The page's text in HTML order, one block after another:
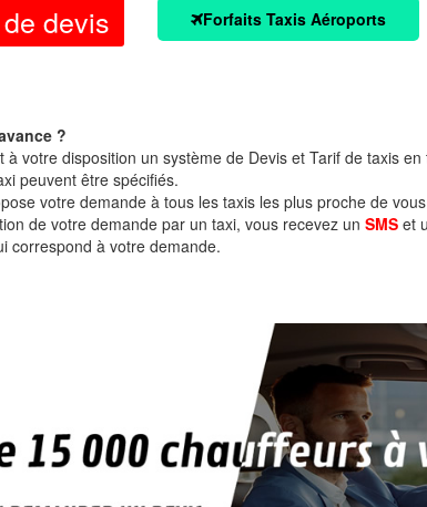
devis Forfaits Taxis Aéroports
?
à votre disposition un système de Devis et Tarif de taxis
peuvent être spécifiés.
votre demande à tous les taxis les plus proche de
de votre demande par un taxi, vous recevez un SMS et
correspond à votre demande.